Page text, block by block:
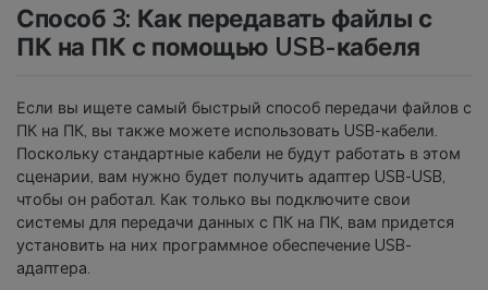
Способ 3: Как передавать файлы с
ПК на ПК с помощью USB-кабеля
Если вы ищете самый быстрый способ передачи файлов с
ПК на ПК, вы также можете использовать USB-кабели.
Поскольку стандартные кабели не будут работать в этом
сценарии, вам нужно будет получить адаптер USB-USB,
чтобы он работал. Как только вы подключите свои
системы для передачи данных с ПК на ПК, вам придется
установить на них программное обеспечение USB-
адаптера.